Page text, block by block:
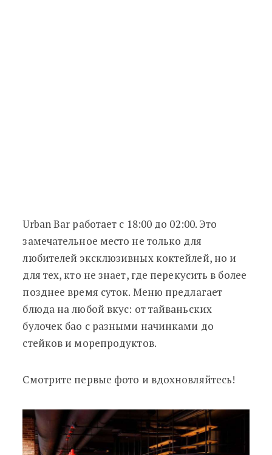
Urban Bar работает с 18:00 до 02:00. Это
замечательное место не только для
любителей эксклюзивных коктейлей, но и
для тех, кто не знает, где перекусить в более
позднее время суток. Меню предлагает
блюда на любой вкус: от тайваньских
булочек бао с разными начинками до
стейков и морепродуктов.
Смотрите первые фото и вдохновляйтесь!